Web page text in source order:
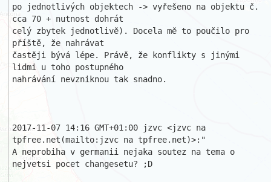
po jednotlivých objektech -> vyřešeno na objektu č.
cca 70 + nutnost dohrát
celý zbytek jednotlivě). Docela mě to poučilo pro
příště, že nahrávat
častěji bývá lépe. Právě, že konflikty s jinými
lidmi u toho postupného
nahrávání nevzniknou tak snadno.
2017-11-07 14:16 GMT+01:00 jzvc <jzvc na
tpfree.net(mailto:jzvc na tpfree.net)>:"
A neprobiha v germanii nejaka soutez na tema o
nejvetsi pocet changesetu? ;D